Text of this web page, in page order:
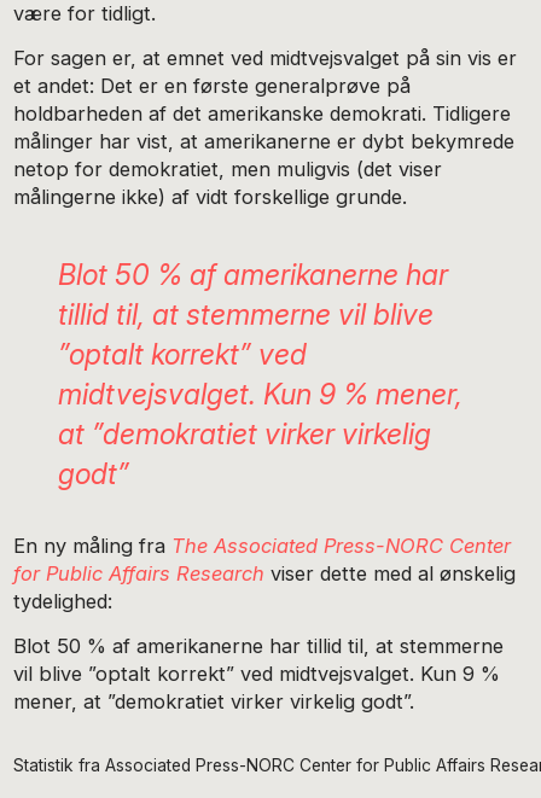
være for tidligt.
For sagen er, at emnet ved midtvejsvalget på sin vis er
et andet: Det er en første generalprøve på
holdbarheden af det amerikanske demokrati. Tidligere
målinger har vist, at amerikanerne er dybt bekymrede
netop for demokratiet, men muligvis (det viser
målingerne ikke) af vidt forskellige grunde.
Blot 50 % af amerikanerne har
tillid til, at stemmerne vil blive
”optalt korrekt” ved
midtvejsvalget. Kun 9 % mener,
at ”demokratiet virker virkelig
godt”
En ny måling fra The Associated Press-NORC Center
for Public Affairs Research viser dette med al ønskelig
tydelighed:
Blot 50 % af amerikanerne har tillid til, at stemmerne
vil blive ”optalt korrekt” ved midtvejsvalget. Kun 9 %
mener, at ”demokratiet virker virkelig godt”.
Statistik fra Associated Press-NORC Center for Public Affairs